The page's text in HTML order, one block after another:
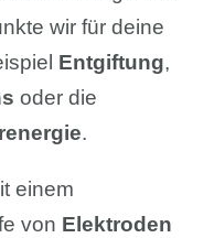
wir für deine
Entgiftung,
oder die
.
einem
von Elektroden